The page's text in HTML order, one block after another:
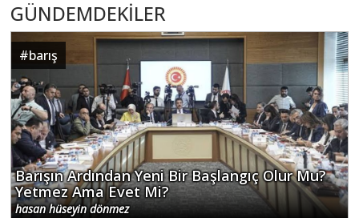
GÜNDEMDEKİLER
#barış
Barışın Ardından Yeni Bir Başlangıç Olur Mu?
Yetmez Ama Evet Mi?
hasan hüseyin dönmez